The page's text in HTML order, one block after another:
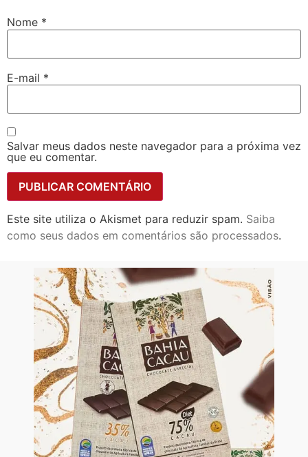
Nome *
E-mail *
Salvar meus dados neste navegador para a próxima vez
que eu comentar.
Este site utiliza o Akismet para reduzir spam. Saiba
como seus dados em comentários são processados.